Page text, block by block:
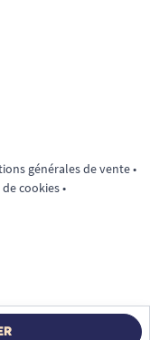
générales de vente•
cookies•